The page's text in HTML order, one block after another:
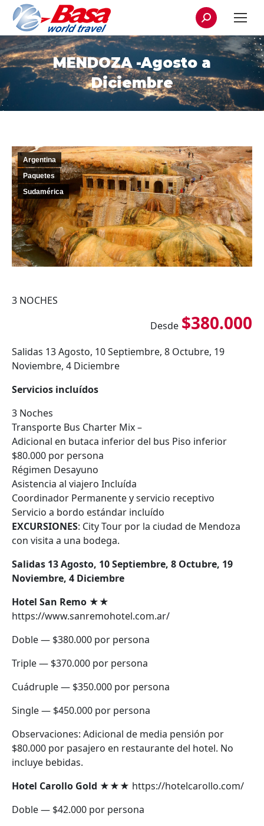
Buscar:
MENDOZA -Agosto a
Diciembre
Argentina
Paquetes
Sudamérica
3 NOCHES
Desde $380.000
Salidas 13 Agosto, 10 Septiembre, 8 Octubre, 19
Noviembre, 4 Diciembre
Servicios incluídos
3 Noches
Transporte Bus Charter Mix –
Adicional en butaca inferior del bus Piso inferior
$80.000 por persona
Régimen Desayuno
Asistencia al viajero Incluída
Coordinador Permanente y servicio receptivo
Servicio a bordo estándar incluído
EXCURSIONES: City Tour por la ciudad de Mendoza
con visita a una bodega.
Salidas 13 Agosto, 10 Septiembre, 8 Octubre, 19
Noviembre, 4 Diciembre
Hotel San Remo ★★
https://www.sanremohotel.com.ar/
Doble — $380.000 por persona
Triple — $370.000 por persona
Cuádruple — $350.000 por persona
Single — $450.000 por persona
Observaciones: Adicional de media pensión por
$80.000 por pasajero en restaurante del hotel. No
incluye bebidas.
Hotel Carollo Gold ★★★ https://hotelcarollo.com/
Doble — $42.000 por persona